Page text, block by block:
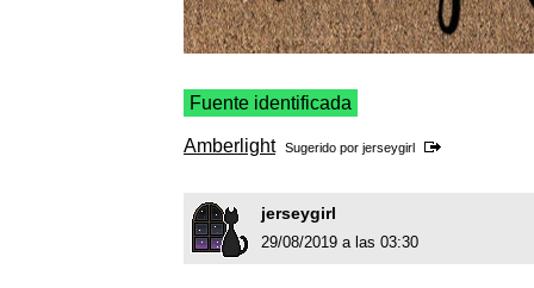
Fuente identificada
Amberlight Sugerido por jerseygirl
jerseygirl
29/08/2019 a las 03:30